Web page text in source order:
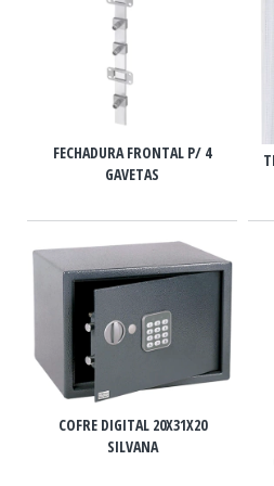
FECHADURA FRONTAL P/ 4
GAVETAS
COFRE DIGITAL 20X31X20
SILVANA